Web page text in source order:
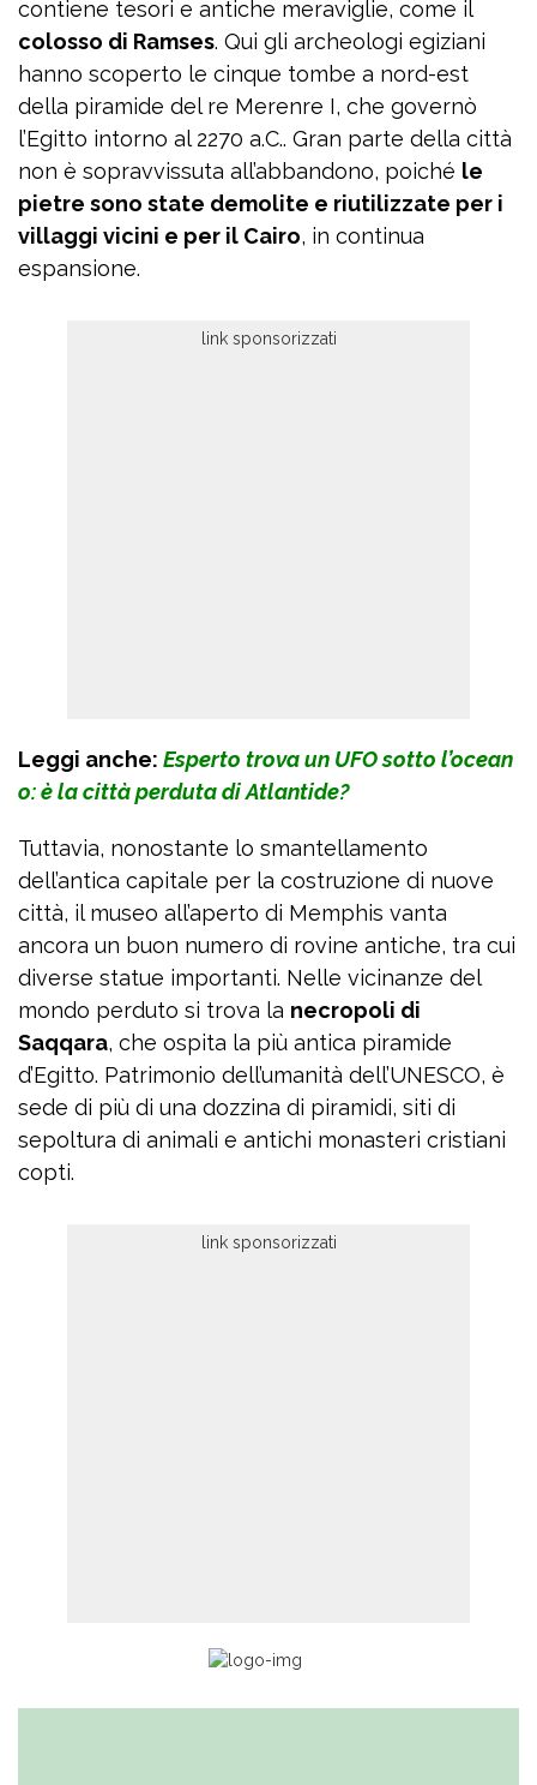
contiene tesori e antiche meraviglie, come il
colosso di Ramses. Qui gli archeologi egiziani
hanno scoperto le cinque tombe a nord-est
della piramide del re Merenre I, che governò
l’Egitto intorno al 2270 a.C.. Gran parte della città
non è sopravvissuta all’abbandono, poiché le
pietre sono state demolite e riutilizzate per i
villaggi vicini e per il Cairo, in continua
espansione.
Leggi anche: Esperto trova un UFO sotto l’ocean
o: è la città perduta di Atlantide?
Tuttavia, nonostante lo smantellamento
dell’antica capitale per la costruzione di nuove
città, il museo all’aperto di Memphis vanta
ancora un buon numero di rovine antiche, tra cui
diverse statue importanti. Nelle vicinanze del
mondo perduto si trova la necropoli di
Saqqara, che ospita la più antica piramide
d’Egitto. Patrimonio dell’umanità dell’UNESCO, è
sede di più di una dozzina di piramidi, siti di
sepoltura di animali e antichi monasteri cristiani
copti.